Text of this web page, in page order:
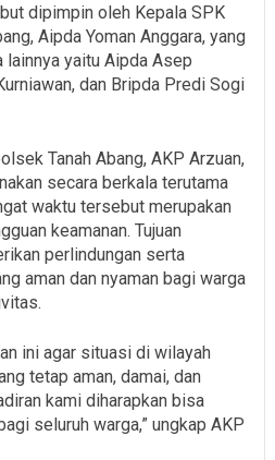
dipimpin oleh Kepala SPK
Aipda Yoman Anggara, yang
yaitu Aipda Asep
dan Bripda Predi Sogi
Tanah Abang, AKP Arzuan,
secara berkala terutama
waktu tersebut merupakan
keamanan. Tujuan
perlindungan serta
aman dan nyaman bagi warga
ini agar situasi di wilayah
tetap aman, damai, dan
kami diharapkan bisa
seluruh warga,” ungkap AKP